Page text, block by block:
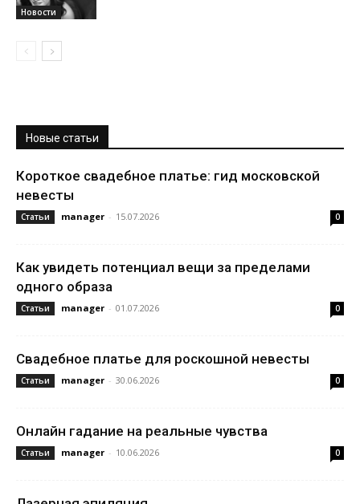
Новости
Новые статьи
Короткое свадебное платье: гид московской
невесты
Статьи manager - 15.07.2026 0
Как увидеть потенциал вещи за пределами
одного образа
Статьи manager - 01.07.2026 0
Свадебное платье для роскошной невесты
Статьи manager - 30.06.2026 0
Онлайн гадание на реальные чувства
Статьи manager - 10.06.2026 0